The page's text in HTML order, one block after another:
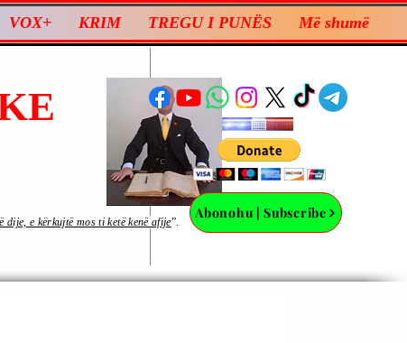
VOX+ KRIM TREGU I PUNËS Më shumë
Abonohu | Subscribe
dije, e kërkujtë mos ti ketë kenë afije”.